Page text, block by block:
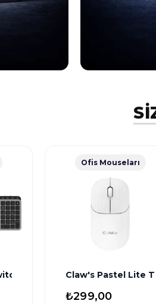
110+8 Multimedya Tuşlu
Ofis Mouseları
Claw's Pastel Lite
₺299,00